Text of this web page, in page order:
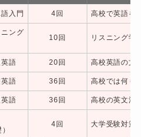
大学入試動向セミナー 2026年
月～実施決定【ブロヨビ主催】
2026年8月10日 塾･予備校関係者向け
入門 4回 高校で英語を
ング
10回 リスニング学
語 20回 高校英語の文
語 36回 高校では何も
語 36回 高校の英文法
4回 大学受験対策